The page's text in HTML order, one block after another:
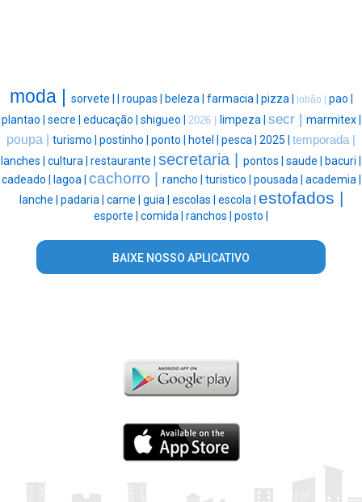
moda | sorvete | roupas | beleza | farmacia | pizza | lobão | pao |
plantao | secre | educação | shigueo | 2026 | limpeza | secr | marmitex |
poupa | turismo | postinho | ponto | hotel | pesca | 2025 | temporada |
lanches | cultura | restaurante | secretaria | pontos | saude |
bacuri |
cadeado |
lagoa | cachorro | rancho | turistico | pousada | academia |
lanche | padaria | carne | guia | escolas | escola | estofados |
esporte | comida | ranchos | posto |
BAIXE NOSSO APLICATIVO